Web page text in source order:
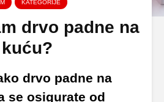
KATEGORIJE
drvo padne na
kuću?
drvo padne na
se osigurate od